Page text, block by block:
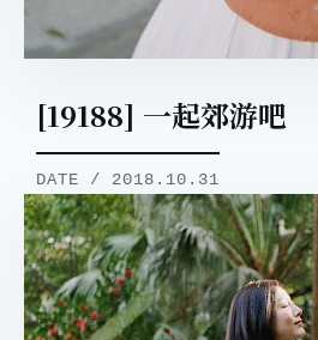
[19188] 一起郊游吧
DATE / 2018.10.31